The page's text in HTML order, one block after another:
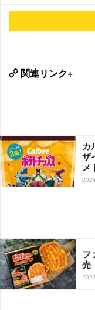
関連リンク+
カ
ザ
メ
フ
売